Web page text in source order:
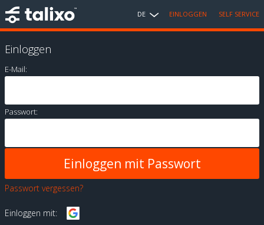
DE EINLOGGEN SELF SERVICE
Einloggen
E-Mail:
Passwort:
Passwort vergessen?
Einloggen mit: